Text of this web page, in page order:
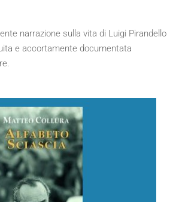
narrazione sulla vita di Luigi Pirandello
e accortamente documentata